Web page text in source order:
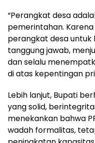
“Perangkat desa
pemerintahan.
perangkat desa untuk
tanggung jawab,
dan selalu
di atas kepentingan
Lebih lanjut, Bupati
yang solid,
menekankan bahwa
wadah formalitas,